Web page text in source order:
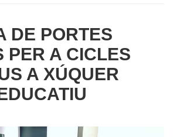
DE PORTES
PER A CICLES
A XÚQUER